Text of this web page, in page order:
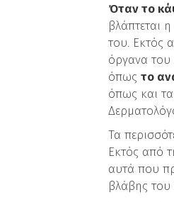
Όταν το
βλάπτεται
του. Εκτός
όργανα
όπως το
όπως και
Τα
Εκτός από
αυτά που
βλάβης του